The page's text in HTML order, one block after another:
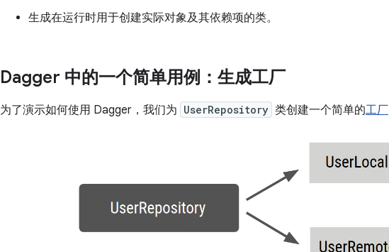
生成在运行时用于创建实际对象及其依赖项的类。
Dagger 中的一个简单用例：生成工厂
为了演示如何使用 Dagger，我们为 UserRepository 类创建一个简单的工厂